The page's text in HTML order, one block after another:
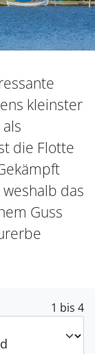
kleinster
die Flotte
das
Guss
1 bis 4